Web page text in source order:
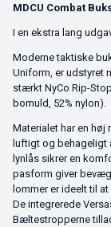
MDCU Combat
I en ekstra lang
Moderne taktiske
Uniform, er udstyret
stærkt NyCo Rip-
bomuld, 52% nylon).
Materialet har en
luftigt og behageligt
lynlås sikrer en
pasform giver
lommer er ideelt til
De integrerede
Bæltestropperne